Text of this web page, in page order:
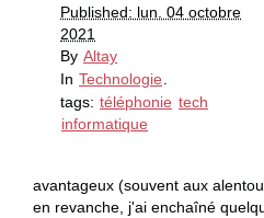
Published: lun. 04 octobre
2021
By Altay
In Technologie.
tags: téléphonie tech
informatique
avantageux (souvent aux
en revanche, j'ai enchaîné